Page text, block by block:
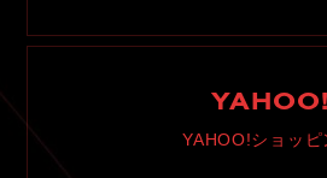
YAHOO!
YAHOO!ショッピ